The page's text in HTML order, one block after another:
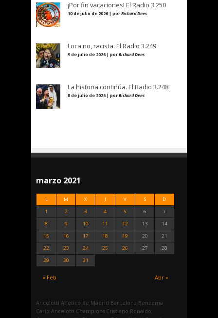
¡Por fin vacaciones! El Radio 3.250
10 de julio de 2026 | porRichard Dees
Loca no, racista. El Radio 3.249
9 de julio de 2026 | porRichard Dees
La historia continúa. El Radio 3.248
8 de julio de 2026 | porRichard Dees
marzo 2021
L M X J V S D
« Feb Abr »
1 2 3 4 5 6
7
8
9 10 11 12 13
14
15
16 17 18 19 20
21
22
23 24 25 26 27
28
29
30 31
Ancelotti Atletico de Madrid Barcelona Benzema
Carlo Ancelotti Champions Cristiano Ronaldo